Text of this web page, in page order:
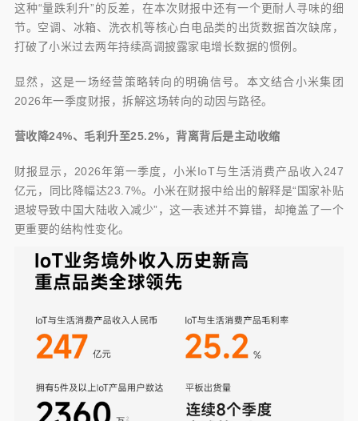
这种“量跌利升”的反差，在本次财报中还有一个更耐人寻味的细
节。空调、冰箱、洗衣机等核心白电品类的出货数据首次缺席，
打破了小米过去两年持续高调披露家电增长数据的惯例。
显然，这是一场经营策略转向的明确信号。本文结合小米集团
2026年一季度财报，拆解这场转向的动因与路径。
营收降24%、毛利升至25.2%，背离背后是主动收缩
财报显示，2026年第一季度，小米IoT与生活消费产品收入247
亿元，同比降幅达23.7%。小米在财报中给出的解释是“国家补贴
退坡导致中国大陆收入减少”，这一表述并不算错，却掩盖了一个
更重要的结构性变化。